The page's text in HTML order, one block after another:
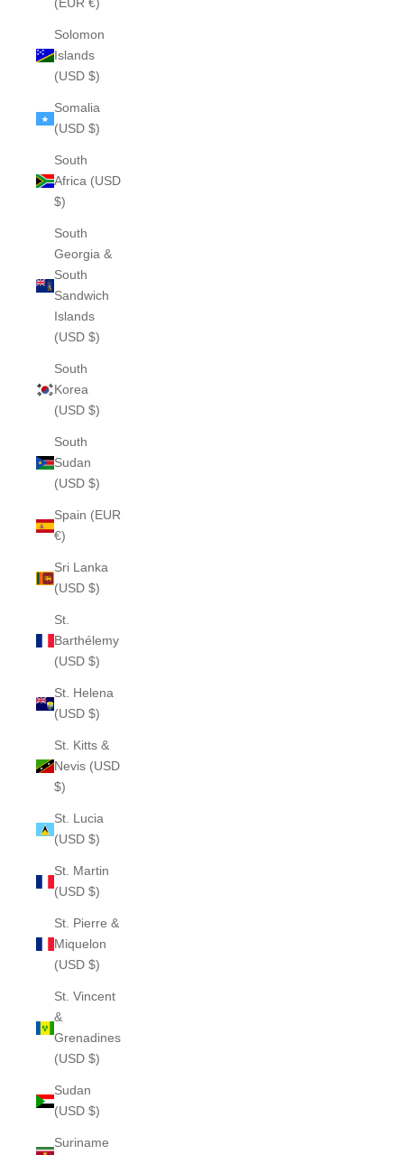
Solomon
Islands
(USD $)
Somalia
(USD $)
South
Africa (USD
$)
South
Georgia &
South
Sandwich
Islands
(USD $)
South
Korea
(USD $)
South
Sudan
(USD $)
Spain (EUR
€)
Sri Lanka
(USD $)
St.
Barthélemy
(USD $)
St. Helena
(USD $)
St. Kitts &
Nevis (USD
$)
St. Lucia
(USD $)
St. Martin
(USD $)
St. Pierre &
Miquelon
(USD $)
St. Vincent
&
Grenadines
(USD $)
Sudan
(USD $)
Suriname